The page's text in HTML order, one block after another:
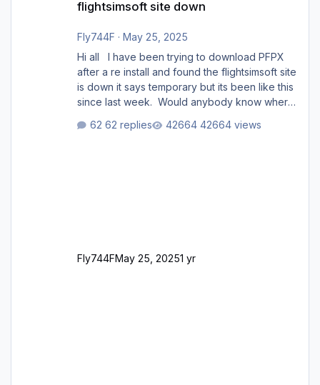
flightsimsoft site down
Fly744F · May 25, 2025
Hi all I have been trying to download PFPX
after a re install and found the flightsimsoft site
is down it says temporary but its been like this
since last week. Would anybody know where
support email for them either. thank you
62 replies 42664 views
Fly744FMay 25, 20251 yr